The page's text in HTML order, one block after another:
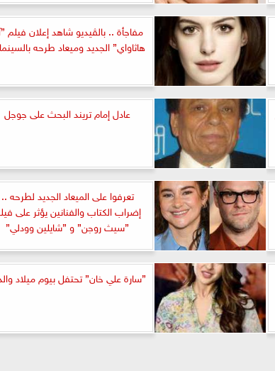
مفاجأة .. بالڤيديو شاهد إعلان فيلم
هاثاواي” الجديد وميعاد طرحه
عادل إمام تريند البحث على جوجل
تعرفوا على الميعاد الجديد لطرحه ..
إضراب الكتاب والفنانين يؤثر على
”سيث روجن” و ”شايلين وودلي”
”سارة علي خان” تحتفل بيوم ميلاد